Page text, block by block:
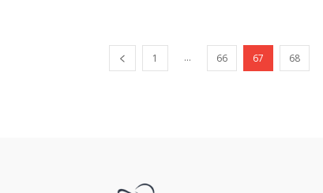
1 ... 66 67 68